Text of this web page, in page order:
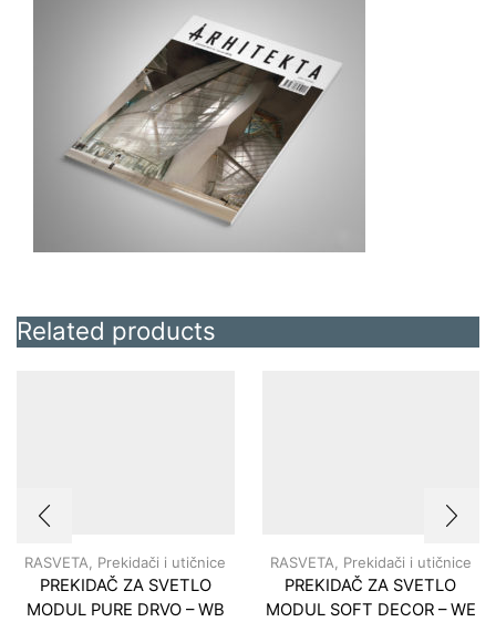
Related products
RASVETA Prekidači i utičnice
PREKIDAČ ZA SVETLO
MODUL PURE DRVO – WB
RASVETA Prekidači i utičnice
PREKIDAČ ZA SVETLO
MODUL SOFT DECOR – WE